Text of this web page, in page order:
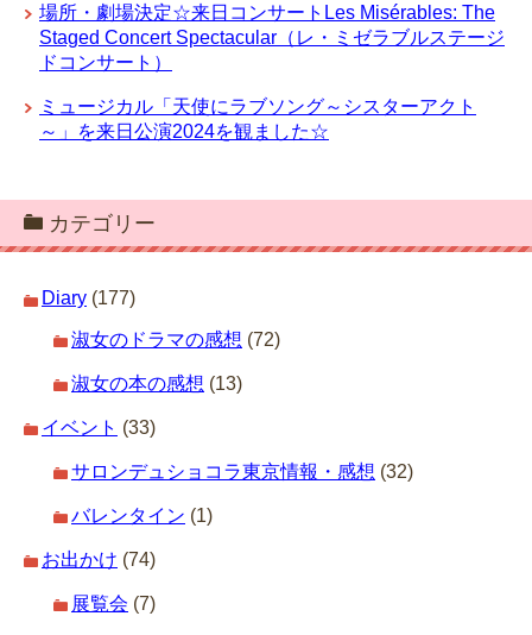
場所・劇場決定☆来日コンサートLes Misérables: The
Staged Concert Spectacular（レ・ミゼラブルステージ
ドコンサート）
ミュージカル「天使にラブソング～シスターアクト
～」を来日公演2024を観ました☆
カテゴリー
Diary (177)
淑女のドラマの感想 (72)
淑女の本の感想 (13)
イベント (33)
サロンデュショコラ東京情報・感想 (32)
バレンタイン (1)
お出かけ (74)
展覧会 (7)